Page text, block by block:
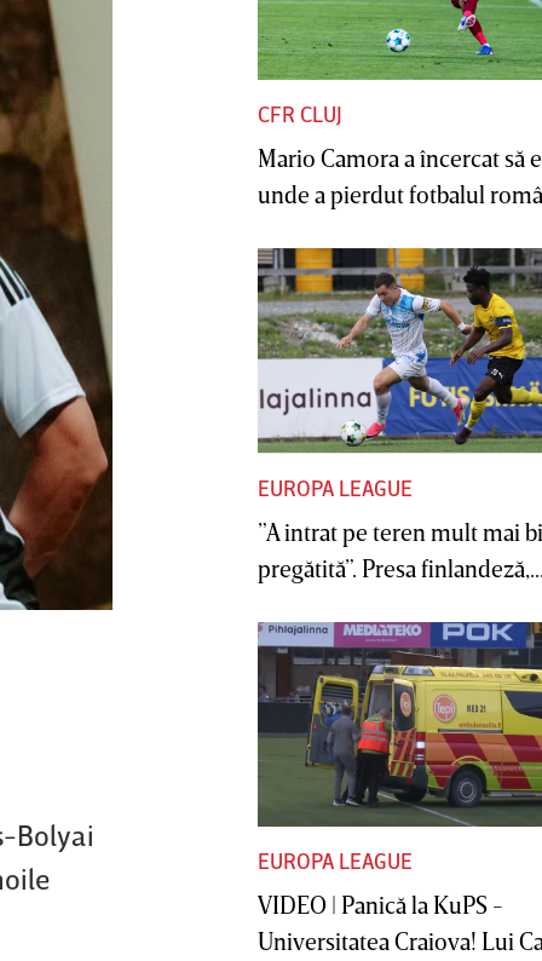
Bolyai
CFR CLUJ
Mario Camora a încercat să
unde a pierdut fotbalul
EUROPA LEAGUE
”A intrat pe teren mult mai
pregătită”. Presa
EUROPA LEAGUE
VIDEO | Panică la KuPS -
Universitatea Craiova! Lui